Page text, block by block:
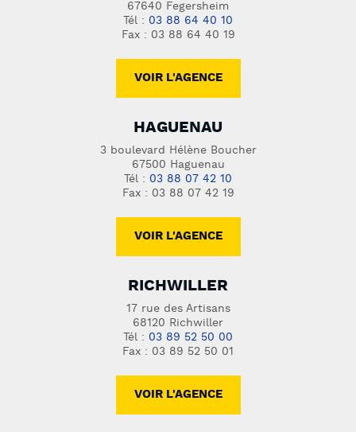
67640 Fegersheim
Tél : 03 88 64 40 10
Fax : 03 88 64 40 19
VOIR L'AGENCE
HAGUENAU
3 boulevard Hélène Boucher
67500 Haguenau
Tél : 03 88 07 42 10
Fax : 03 88 07 42 19
VOIR L'AGENCE
RICHWILLER
17 rue des Artisans
68120 Richwiller
Tél : 03 89 52 50 00
Fax : 03 89 52 50 01
VOIR L'AGENCE